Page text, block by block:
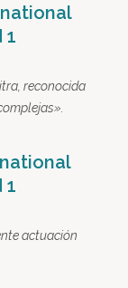
1
reconocida
».
1
actuación